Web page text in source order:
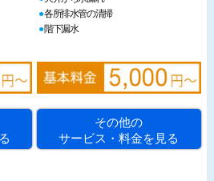
各所排水管の清掃
階下漏水
その他の
サービス・料金を見る